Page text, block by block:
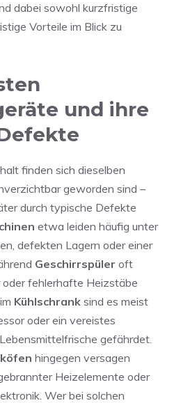
dabei sowohl kurzfristige
Vorteile im Blick zu
und ihre
finden sich dieselben
geworden sind –
durch typische Defekte
etwa leiden häufig unter
defekten Lagern oder einer
Geschirrspüler oft
fehlerhafte Heizstäbe
Kühlschrank sind es meist
oder ein vereistes
gefährdet.
hingegen versagen
Heizelemente oder
Wer bei solchen